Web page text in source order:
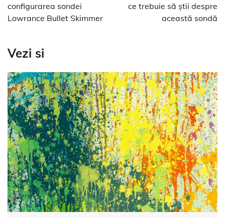
articole
configurarea sondei
Lowrance Bullet Skimmer
ce trebuie să știi despre
această sondă
Vezi si